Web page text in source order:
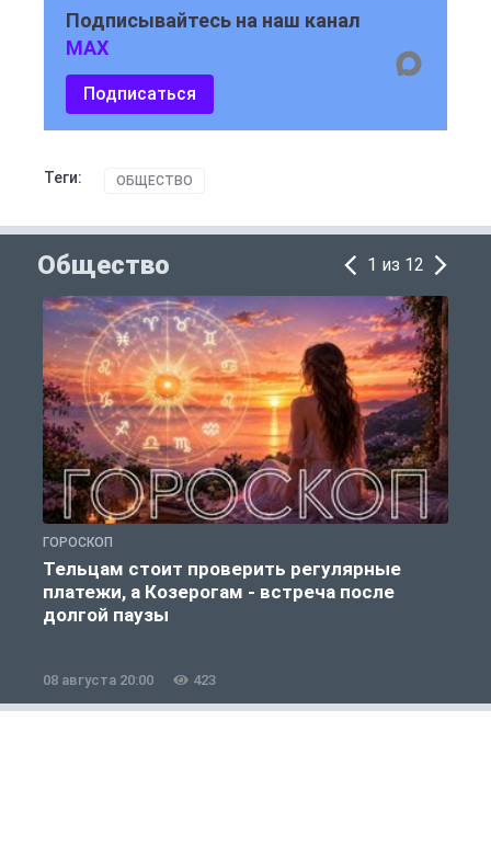
Подписывайтесь на наш канал
MAX
Подписаться
Теги: ОБЩЕСТВО
Общество 1 из 12
ГОРОСКОП
Тельцам стоит проверить регулярные
платежи, а Козерогам - встреча после
долгой паузы
08 августа 20:00 423